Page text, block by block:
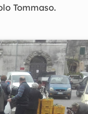
Tommaso.